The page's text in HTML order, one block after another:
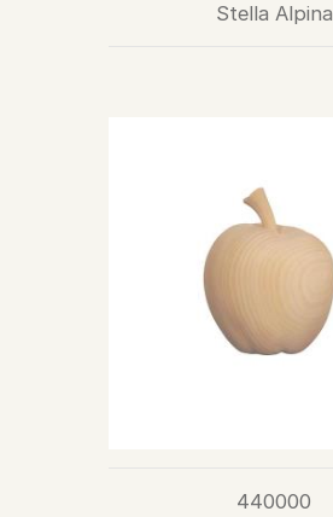
Stella Alpina
440000